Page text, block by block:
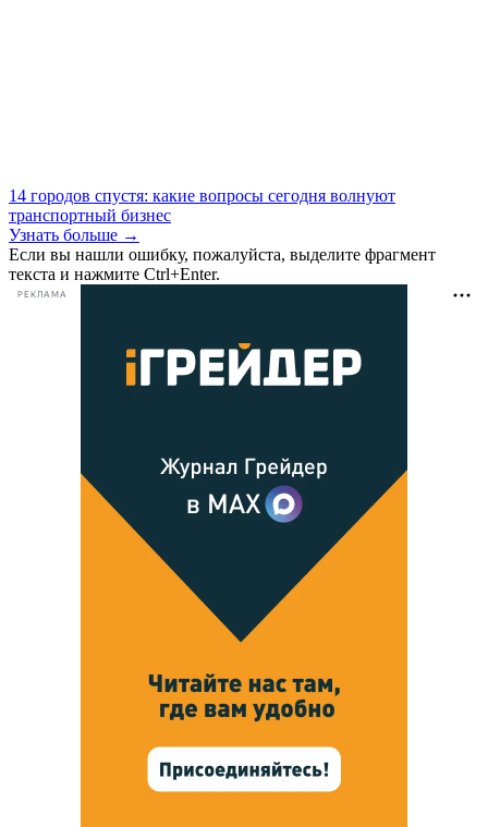
14 городов спустя: какие вопросы сегодня волнуют
транспортный бизнес
Узнать больше →
Если вы нашли ошибку, пожалуйста, выделите фрагмент
текста и нажмите Ctrl+Enter.
РЕКЛАМА